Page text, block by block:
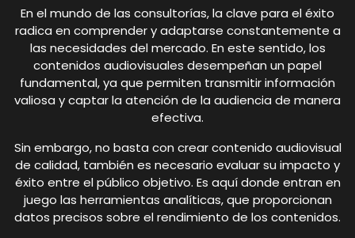
En el mundo de las consultorías, la clave para el éxito
radica en comprender y adaptarse constantemente a
las necesidades del mercado. En este sentido, los
contenidos audiovisuales desempeñan un papel
fundamental, ya que permiten transmitir información
valiosa y captar la atención de la audiencia de manera
efectiva.
Sin embargo, no basta con crear contenido audiovisual
de calidad, también es necesario evaluar su impacto y
éxito entre el público objetivo. Es aquí donde entran en
juego las herramientas analíticas, que proporcionan
datos precisos sobre el rendimiento de los contenidos.